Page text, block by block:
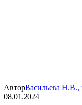
АвторВасильева Н.В.,
08.01.2024